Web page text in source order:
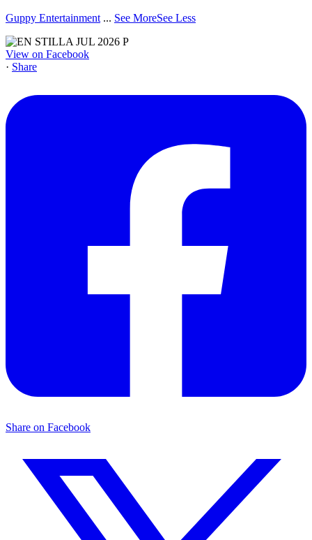
Guppy Entertainment ... See MoreSee Less
View on Facebook
· Share
Share on Facebook